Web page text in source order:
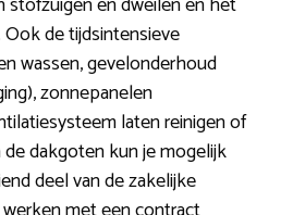
de tijdsintensieve
wassen, gevelonderhoud
zonnepanelen
laten reinigen of
dakgoten kun je mogelijk
deel van de zakelijke